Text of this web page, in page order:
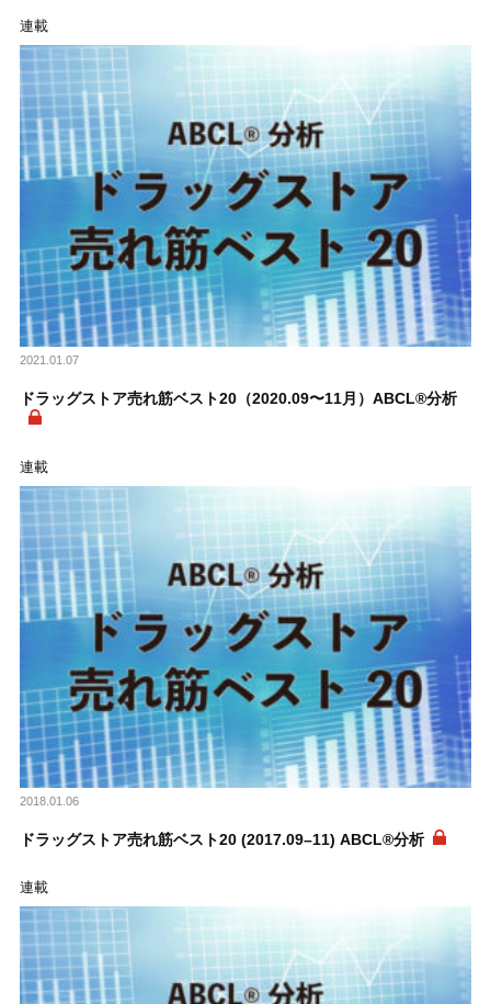
連載
2021.01.07
ドラッグストア売れ筋ベスト20（2020.09〜11月）ABCL®分析
連載
2018.01.06
ドラッグストア売れ筋ベスト20 (2017.09–11) ABCL®分析
連載